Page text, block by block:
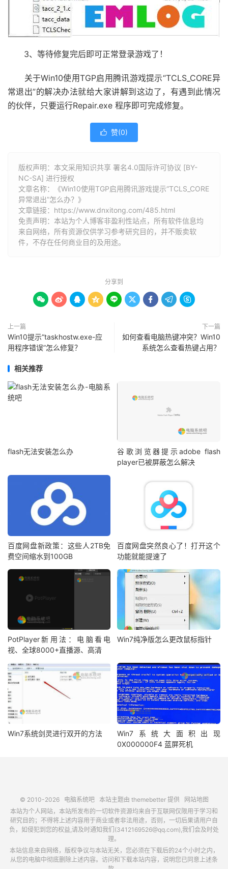
3、等待修复完后即可正常登录游戏了！
关于Win10使用TGP启用腾讯游戏提示“TCLS_CORE异
常退出”的解决办法就给大家讲解到这边了，有遇到此情况
的伙伴，只要运行Repair.exe 程序即可完成修复。
 赞(0)
版权声明：本文采用知识共享 署名4.0国际许可协议 [BY-
NC-SA] 进行授权
文章名称：《Win10使用TGP启用腾讯游戏提示“TCLS_CORE
异常退出”怎么办？》
文章链接： https://www.dnxitong.com/485.html
免责声明：本站为个人博客非盈利性站点，所有软件信息均
来自网络，所有资源仅供学习参考研究目的，并不贩卖软
件，不存在任何商业目的及用途。
分享到
        
上一篇
Win10提示“taskhostw.exe-应
用程序错误”怎么修复？
下一篇
如何查看电脑热键冲突？Win10
系统怎么查看热键占用？
相关推荐
flash无法安装怎么办
谷歌浏览器提示adobe flash
player已被屏蔽怎么解决
百度网盘新政策：这些人2TB免
费空间缩水到100GB
百度网盘突然良心了！打开这个
功能就能提速了
PotPlayer新用法：电脑看电
视、全球8000+直播源、高清
Win7纯净版怎么更改鼠标指针
Win7系统剑灵进行双开的方法
Win7系统大面积出现
0X000000F4 蓝屏死机
© 2010-2026 电脑系统吧本站主题由 themebetter提供
网站地图
本站为个人网站，本站所发布的一切软件资源均来自于互联网仅限用于学习和
研究目的；不得将上述内容用于商业或者非法用途，否则，一切后果请用户自
负，如侵犯到您的权益,请及时通知我们(3412169526@qq.com),我们会及时处
理。
本站信息来自网络，版权争议与本站无关，您必须在下载后的24个小时之内，
从您的电脑中彻底删除上述内容。访问和下载本站内容，说明您已同意上述条